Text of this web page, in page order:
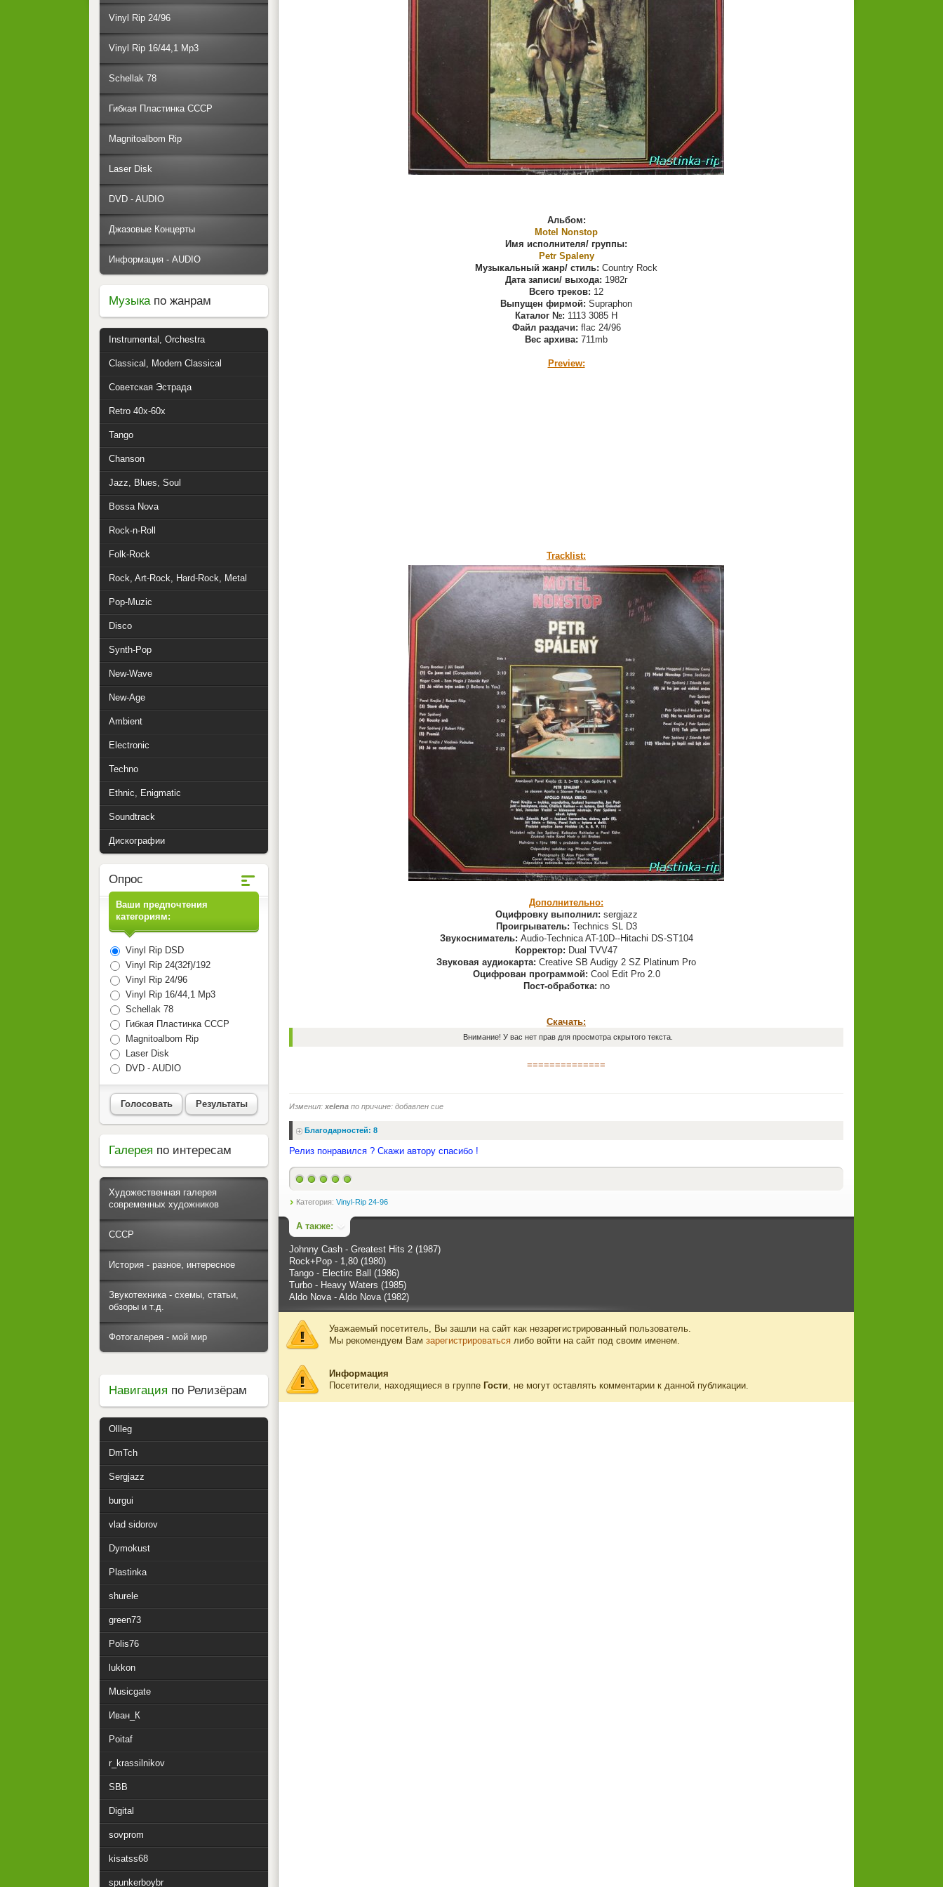
Альбом:
Motel Nonstop
Имя исполнителя/ группы:
Petr Spaleny
Музыкальный жанр/ стиль: Country Rock
Дата записи/ выхода: 1982г
Всего треков: 12
Выпущен фирмой: Supraphon
Каталог №: 1113 3085 H
Файл раздачи: flac 24/96
Вес архива: 711mb
Preview:
Tracklist:
Дополнительно:
Оцифровку выполнил: sergjazz
Проигрыватель: Technics SL D3
Звукосниматель: Audio-Technica AT-10D--Hitachi DS-ST104
Корректор: Dual TVV47
Звуковая аудиокарта: Creative SB Audigy 2 SZ Platinum Pro
Оцифрован программой: Cool Edit Pro 2.0
Пост-обработка: no
Скачать:
Внимание! У вас нет прав для просмотра скрытого текста.
==============
Изменил: xelena по причине: добавлен cue
Благодарностей: 8
Релиз понравился ? Скажи автору спасибо !
Категория: Vinyl-Rip 24-96
А также:
Johnny Cash - Greatest Hits 2 (1987)
Rock+Pop - 1,80 (1980)
Tango - Electirc Ball (1986)
Turbo - Heavy Waters (1985)
Aldo Nova - Aldo Nova (1982)
Уважаемый посетитель, Вы зашли на сайт как незарегистрированный пользователь.
Мы рекомендуем Вам зарегистрироваться либо войти на сайт под своим именем.
Информация
Посетители, находящиеся в группе Гости, не могут оставлять комментарии к данной публикации.
Vinyl Rip 24/96
Vinyl Rip 16/44,1 Mp3
Schellak 78
Гибкая Пластинка СССР
Magnitoalbom Rip
Laser Disk
DVD - AUDIO
Джазовые Концерты
Информация - AUDIO
Музыкапо жанрам
Instrumental, Orchestra
Classical, Modern Classical
Советская Эстрада
Retro 40x-60x
Tango
Chanson
Jazz, Blues, Soul
Bossa Nova
Rock-n-Roll
Folk-Rock
Rock, Art-Rock, Hard-Rock, Metal
Pop-Muzic
Disco
Synth-Pop
New-Wave
New-Age
Ambient
Electronic
Techno
Ethnic, Enigmatic
Soundtrack
Дискографии
Опрос
Ваши предпочтения
категориям:
Vinyl Rip DSD
Vinyl Rip 24(32f)/192
Vinyl Rip 24/96
Vinyl Rip 16/44,1 Mp3
Schellak 78
Гибкая Пластинка СССР
Magnitoalbom Rip
Laser Disk
DVD - AUDIO
Голосовать Результаты
Галерея по интересам
Художественная галерея
современных художников
СССР
История - разное, интересное
Звукотехника - схемы, статьи,
обзоры и т.д.
Фотогалерея - мой мир
Навигация по Релизёрам
Ollleg
DmTch
Sergjazz
burgui
vlad sidorov
Dymokust
Plastinka
shurele
green73
Polis76
lukkon
Musicgate
Иван_К
Poitaf
r_krassilnikov
SBB
Digital
sovprom
kisatss68
spunkerboybr